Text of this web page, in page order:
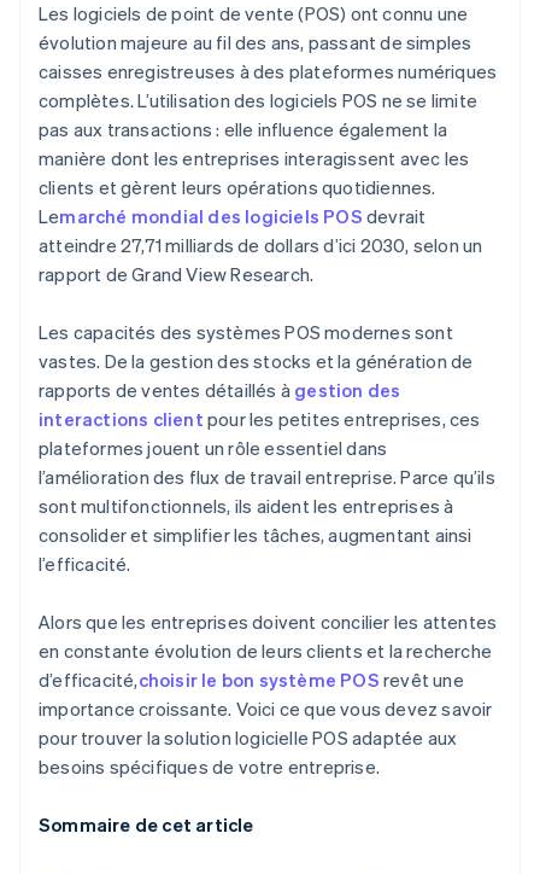
Les logiciels de point de vente (POS) ont connu une
évolution majeure au fil des ans, passant de simples
caisses enregistreuses à des plateformes numériques
complètes. L’utilisation des logiciels POS ne se limite
pas aux transactions : elle influence également la
manière dont les entreprises interagissent avec les
clients et gèrent leurs opérations quotidiennes.
Lemarché mondial des logiciels POS devrait
atteindre 27,71 milliards de dollars d’ici 2030, selon un
rapport de Grand View Research.
Les capacités des systèmes POS modernes sont
vastes. De la gestion des stocks et la génération de
rapports de ventes détaillés à gestion des
interactions client pour les petites entreprises, ces
plateformes jouent un rôle essentiel dans
l’amélioration des flux de travail entreprise. Parce qu’ils
sont multifonctionnels, ils aident les entreprises à
consolider et simplifier les tâches, augmentant ainsi
l’efficacité.
Alors que les entreprises doivent concilier les attentes
en constante évolution de leurs clients et la recherche
d’efficacité,choisir le bon système POS revêt une
importance croissante. Voici ce que vous devez savoir
pour trouver la solution logicielle POS adaptée aux
besoins spécifiques de votre entreprise.
Sommaire de cet article